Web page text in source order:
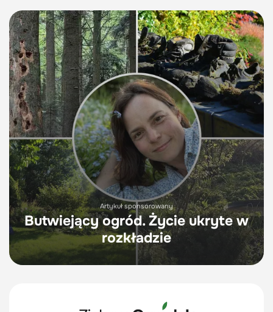
Artykuł sponsorowany
Butwiejący ogród. Życie ukryte w
rozkładzie